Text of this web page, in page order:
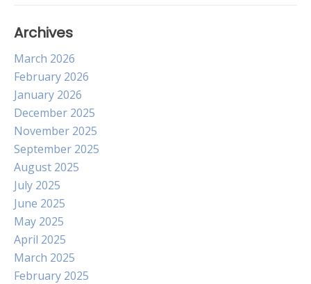
Archives
March 2026
February 2026
January 2026
December 2025
November 2025
September 2025
August 2025
July 2025
June 2025
May 2025
April 2025
March 2025
February 2025